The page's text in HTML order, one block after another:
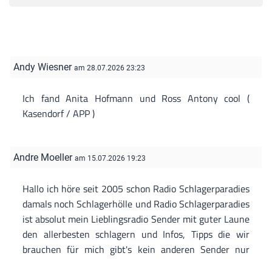
Andy Wiesner am 28.07.2026 23:23
Ich fand Anita Hofmann und Ross Antony cool (
Kasendorf / APP )
Andre Moeller am 15.07.2026 19:23
Hallo ich höre seit 2005 schon Radio Schlagerparadies
damals noch Schlagerhölle und Radio Schlagerparadies
ist absolut mein Lieblingsradio Sender mit guter Laune
den allerbesten schlagern und Infos, Tipps die wir
brauchen für mich gibt's kein anderen Sender nur